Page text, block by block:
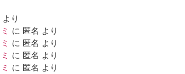
より
に 匿名 より
に 匿名 より
に 匿名 より
に 匿名 より